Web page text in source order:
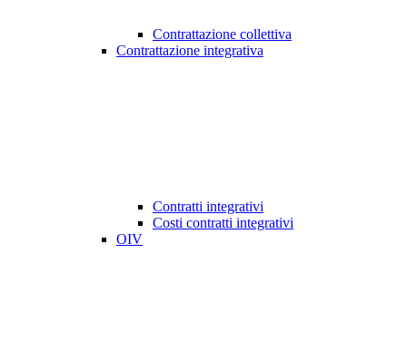
Contrattazione collettiva
Contrattazione integrativa
Contratti integrativi
Costi contratti integrativi
OIV